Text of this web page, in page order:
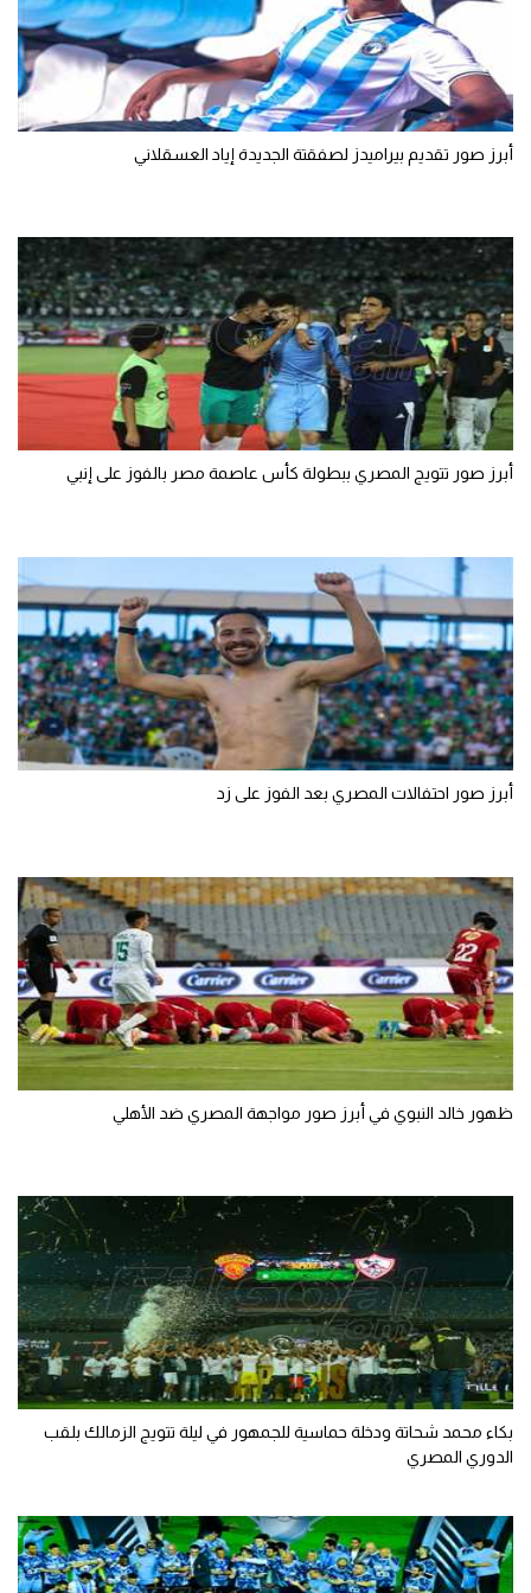
تحليل في الجول
حكايات في الجول
كويز في الجول
أبرز صور تقديم بيراميدز لصفقتة الجديدة إياد العسقلاني
أبرز صور تتويج المصري ببطولة كأس عاصمة مصر بالفوز على إنبي
أبرز صور احتفالات المصري بعد الفوز على زد
ظهور خالد النبوي في أبرز صور مواجهة المصري ضد الأهلي
بكاء محمد شحاتة ودخلة حماسية للجمهور في ليلة تتويج الزمالك بلقب
الدوري المصري